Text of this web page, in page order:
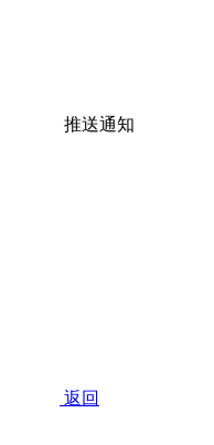
推送通知
返回